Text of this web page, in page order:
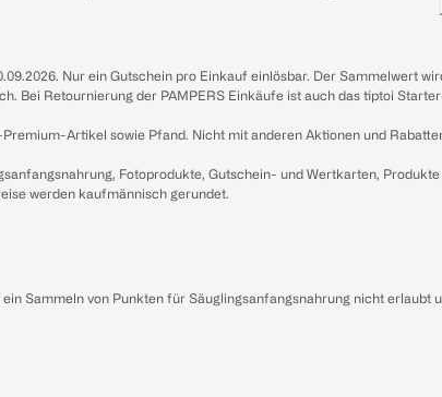
Nur ein Gutschein pro Einkauf einlösbar. Der Sammelwert
Bei Retournierung der PAMPERS Einkäufe ist auch das tiptoi
Artikel sowie Pfand. Nicht mit anderen Aktionen und
Fotoprodukte, Gutschein- und Wertkarten,
werden kaufmännisch gerundet.
Sammeln von Punkten für Säuglingsanfangsnahrung nicht erlaubt